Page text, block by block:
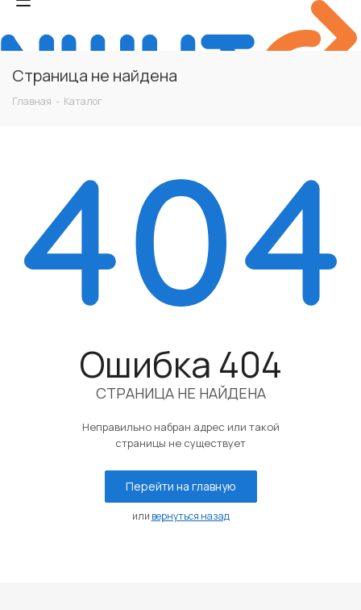
Страница не найдена
Главная - Каталог
Ошибка 404
СТРАНИЦА НЕ НАЙДЕНА
Неправильно набран адрес или такой
страницы не существует
Перейти на главную
или вернуться назад